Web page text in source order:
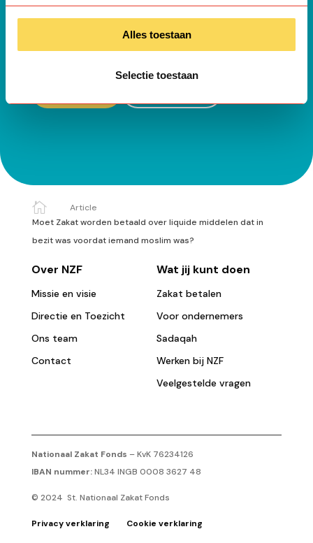
Alles toestaan
Selectie toestaan
Bereken of betaal jouw Zakat zodat wij hiermee

Article
Moet Zakat worden betaald over liquide middelen dat in
bezit was voordat iemand moslim was?
Over NZF
Missie en visie
Directie en Toezicht
Ons team
Contact
Wat jij kunt doen
Zakat betalen
Voor ondernemers
Sadaqah
Werken bij NZF
Veelgestelde vragen
Nationaal Zakat Fonds – KvK 76234126
IBAN nummer:NL34 INGB 0008 3627 48
© 2024 St. Nationaal Zakat Fonds
Privacy verklaring Cookie verklaring